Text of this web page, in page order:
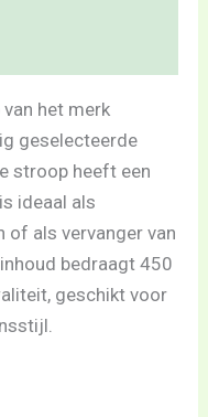
het merk
geselecteerde
stroop heeft een
ideaal als
of als vervanger van
bedraagt 450
geschikt voor